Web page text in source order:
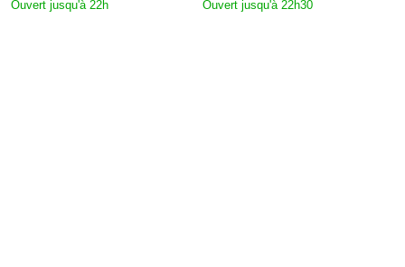
Ouvert jusqu'à 22h
Ouvert jusqu'à 22h30